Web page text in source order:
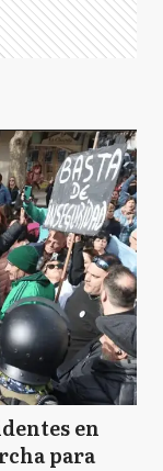
en
para